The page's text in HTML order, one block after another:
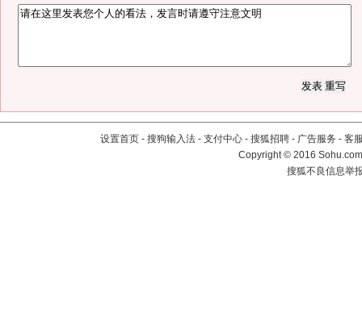
设置首页 - 搜狗输入法 - 支付中心 - 搜狐招聘 - 广告服务 - 客
Copyright©2016
搜狐不良信息举